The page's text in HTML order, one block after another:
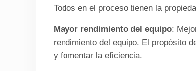
Todos en el proceso tienen la
Mayor rendimiento del equipo:
rendimiento del equipo. El propósito
y fomentar la eficiencia.